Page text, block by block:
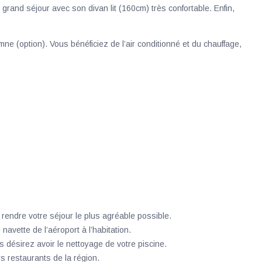
séjour avec son divan lit (160cm) très confortable. Enfin,
(option). Vous bénéficiez de l’air conditionné et du chauffage,
votre séjour le plus agréable possible.
de l’aéroport à l’habitation.
désirez avoir le nettoyage de votre piscine.
restaurants de la région.